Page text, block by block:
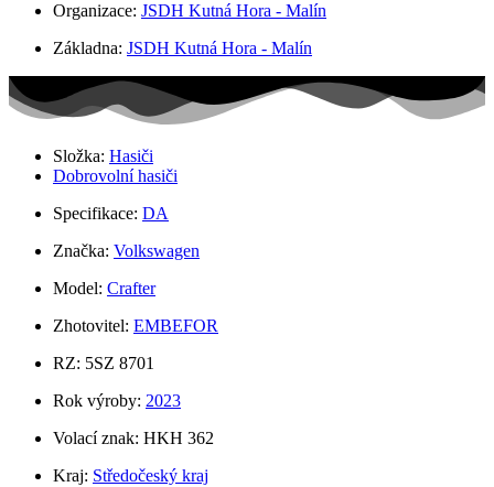
Organizace: JSDH Kutná Hora - Malín
Základna: JSDH Kutná Hora - Malín
Složka: Hasiči
Dobrovolní hasiči
Specifikace: DA
Značka: Volkswagen
Model: Crafter
Zhotovitel: EMBEFOR
RZ: 5SZ 8701
Rok výroby: 2023
Volací znak: HKH 362
Kraj: Středočeský kraj